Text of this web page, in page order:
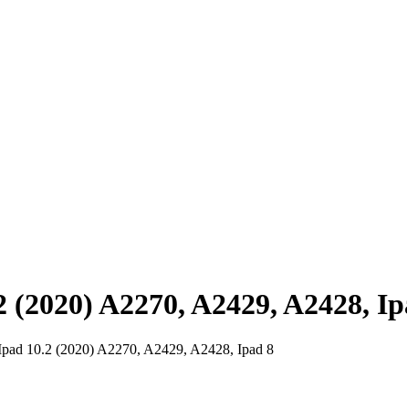
(2020)A2270, A2429, A2428,
10.2 (2020) A2270, A2429, A2428, Ipad 8